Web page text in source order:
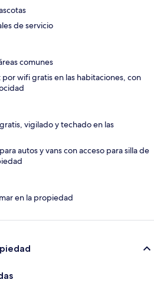
de servicio
comunes
wifi gratis en las habitaciones, con
vigilado y techado en las
autos y vans con acceso para silla de
en la propiedad